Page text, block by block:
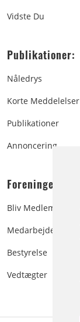
Vidste Du
Publikationer:
Nåledrys
Korte Meddelelser
Publikationer
Annoncering
Foreningen:
Bliv Medlem
Medarbejdere
Bestyrelse
Vedtægter